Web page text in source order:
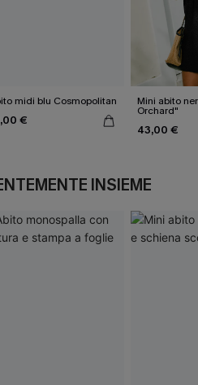
midi blu Cosmopolitan
€
Mini abito
Orchard"
43,00 €
INSIEME